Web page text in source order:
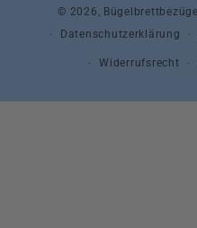
© 2026,
Datenschutzerklärung
Widerrufsrecht